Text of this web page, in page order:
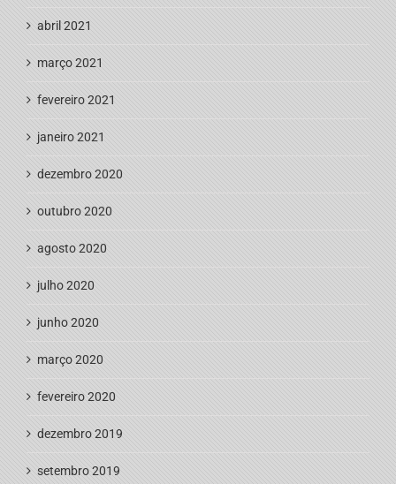
abril 2021
março 2021
fevereiro 2021
janeiro 2021
dezembro 2020
outubro 2020
agosto 2020
julho 2020
junho 2020
março 2020
fevereiro 2020
dezembro 2019
setembro 2019